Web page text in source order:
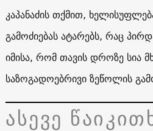
კაპანაძის თქმით,
გამოძიებას ატარებს, რაც
იმისა, რომ თავის დროზე სია
საზოგადოებრივი ზეწოლის
ასევე